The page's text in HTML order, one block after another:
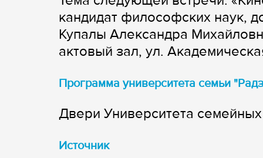
кандидат философских наук,
Купалы Александра
актовый зал, ул.
Программа университета семьи
Двери Университета
Источник